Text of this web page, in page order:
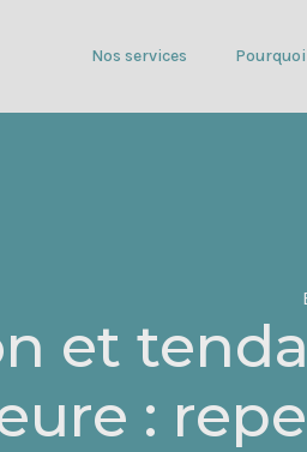
Nos services
et
: